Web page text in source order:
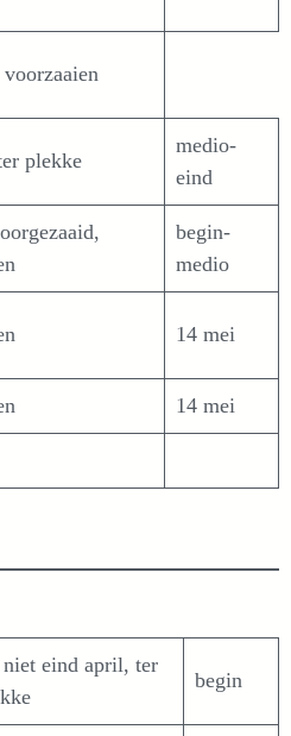
plekke
medio-
eind
begin-
medio
14 mei
14 mei
niet eind april, ter
begin